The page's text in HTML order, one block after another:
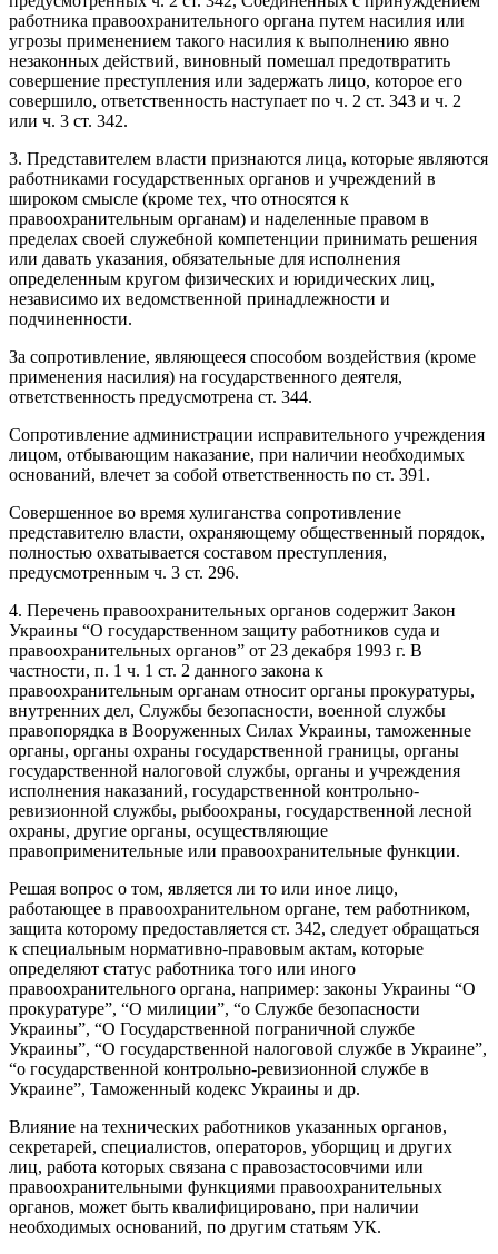
работника правоохранительного органа путем насилия или
угрозы применением такого насилия к выполнению явно
незаконных действий, виновный помешал предотвратить
совершение преступления или задержать лицо, которое его
совершило, ответственность наступает по ч. 2 ст. 343 и ч. 2
или ч. 3 ст. 342.
3. Представителем власти признаются лица, которые являются
работниками государственных органов и учреждений в
широком смысле (кроме тех, что относятся к
правоохранительным органам) и наделенные правом в
пределах своей служебной компетенции принимать решения
или давать указания, обязательные для исполнения
определенным кругом физических и юридических лиц,
независимо их ведомственной принадлежности и
подчиненности.
За сопротивление, являющееся способом воздействия (кроме
применения насилия) на государственного деятеля,
ответственность предусмотрена ст. 344.
Сопротивление администрации исправительного учреждения
лицом, отбывающим наказание, при наличии необходимых
оснований, влечет за собой ответственность по ст. 391.
Совершенное во время хулиганства сопротивление
представителю власти, охраняющему общественный порядок,
полностью охватывается составом преступления,
предусмотренным ч. 3 ст. 296.
4. Перечень правоохранительных органов содержит Закон
Украины “О государственном защиту работников суда и
правоохранительных органов” от 23 декабря 1993 г. В
частности, п. 1 ч. 1 ст. 2 данного закона к
правоохранительным органам относит органы прокуратуры,
внутренних дел, Службы безопасности, военной службы
правопорядка в Вооруженных Силах Украины, таможенные
органы, органы охраны государственной границы, органы
государственной налоговой службы, органы и учреждения
исполнения наказаний, государственной контрольно-
ревизионной службы, рыбоохраны, государственной лесной
охраны, другие органы, осуществляющие
правоприменительные или правоохранительные функции.
Решая вопрос о том, является ли то или иное лицо,
работающее в правоохранительном органе, тем работником,
защита которому предоставляется ст. 342, следует обращаться
к специальным нормативно-правовым актам, которые
определяют статус работника того или иного
правоохранительного органа, например: законы Украины “О
прокуратуре”, “О милиции”, “о Службе безопасности
Украины”, “О Государственной пограничной службе
Украины”, “О государственной налоговой службе в Украине”,
“о государственной контрольно-ревизионной службе в
Украине”, Таможенный кодекс Украины и др.
Влияние на технических работников указанных органов,
секретарей, специалистов, операторов, уборщиц и других
лиц, работа которых связана с правозастосовчими или
правоохранительными функциями правоохранительных
органов, может быть квалифицировано, при наличии
необходимых оснований, по другим статьям УК.